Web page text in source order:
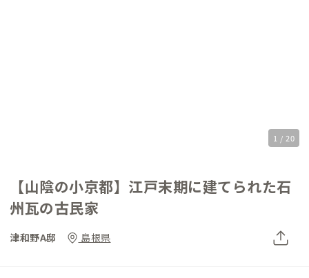
1 / 20
【山陰の小京都】江戸末期に建てられた石
州瓦の古民家
津和野A邸 島根県